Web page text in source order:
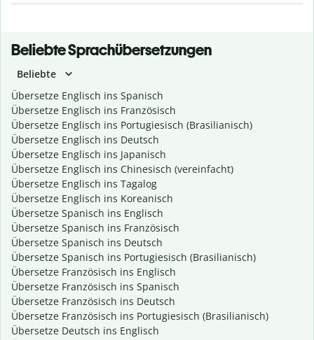
Beliebte Sprachübersetzungen
Beliebte
Übersetze Englisch ins Spanisch
Übersetze Englisch ins Französisch
Übersetze Englisch ins Portugiesisch (Brasilianisch)
Übersetze Englisch ins Deutsch
Übersetze Englisch ins Japanisch
Übersetze Englisch ins Chinesisch (vereinfacht)
Übersetze Englisch ins Tagalog
Übersetze Englisch ins Koreanisch
Übersetze Spanisch ins Englisch
Übersetze Spanisch ins Französisch
Übersetze Spanisch ins Deutsch
Übersetze Spanisch ins Portugiesisch (Brasilianisch)
Übersetze Französisch ins Englisch
Übersetze Französisch ins Spanisch
Übersetze Französisch ins Deutsch
Übersetze Französisch ins Portugiesisch (Brasilianisch)
Übersetze Deutsch ins Englisch